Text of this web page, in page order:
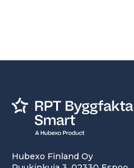
Hubexo Finland Oy